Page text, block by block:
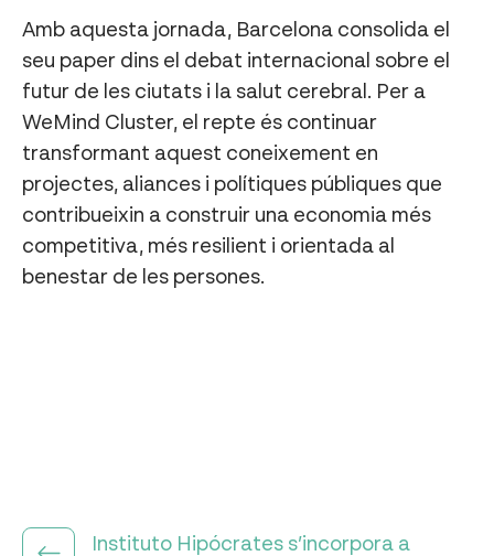
Amb aquesta jornada, Barcelona consolida el
seu paper dins el debat internacional sobre el
futur de les ciutats i la salut cerebral. Per a
WeMind Cluster, el repte és continuar
transformant aquest coneixement en
projectes, aliances i polítiques públiques que
contribueixin a construir una economia més
competitiva, més resilient i orientada al
benestar de les persones.
Instituto Hipócrates s’incorpora a